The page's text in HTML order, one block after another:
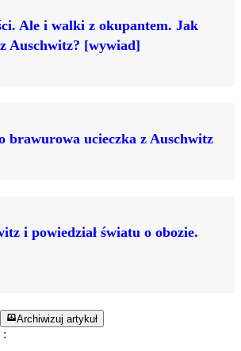
Ale i walki z okupantem. Jak
Auschwitz? [wywiad]
brawurowa ucieczka z Auschwitz
i powiedział światu o obozie.
Archiwizuj artykuł
: